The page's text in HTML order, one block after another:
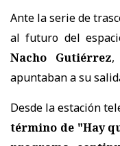
Ante la serie de
al futuro del
Nacho Gutiérrez,
apuntaban a su
Desde la estación
término de "Hay